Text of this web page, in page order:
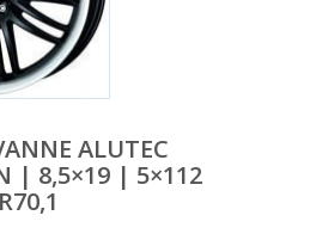
ALUTEC
| 8,5×19 | 5×112